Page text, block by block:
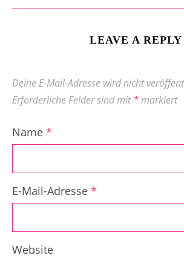
LEAVE A REPLY
Deine E-Mail-Adresse wird nicht
Erforderliche Felder sind mit*markiert
Name *
E-Mail-Adresse *
Website